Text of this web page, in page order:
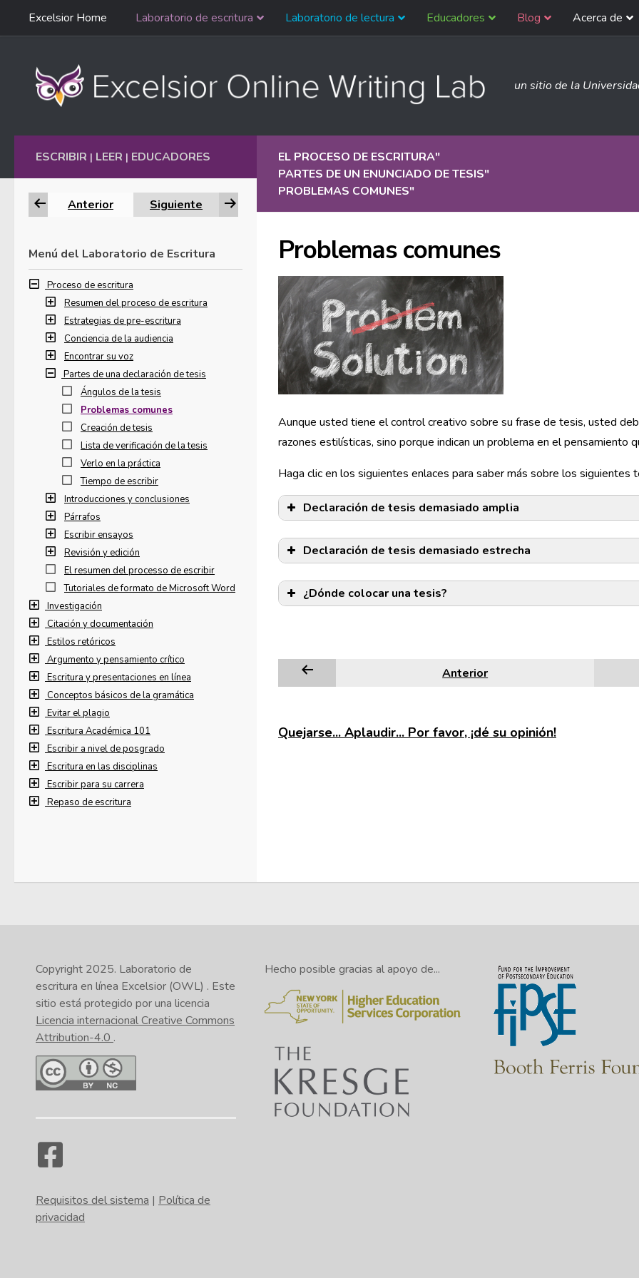
Ir al contenido
navegación
Excelsior Home Laboratorio de escritura Laboratorio de lectura Educadores Blog Acerca de
un sitio de la
EL PROCESO DE ESCRITURA"
PARTES DE UN ENUNCIADO DE TESIS"
PROBLEMAS COMUNES"
Problemas comunes
Aunque usted tiene el control creativo sobre su frase de tesis, usted
razones estilísticas, sino porque indican un problema en el pensamiento
Haga clic en los siguientes enlaces para saber más sobre los siguientes
Declaración de tesis demasiado amplia
Declaración de tesis demasiado estrecha
¿Dónde colocar una tesis?
Anterior
Quejarse... Aplaudir... Por favor, ¡dé su opinión!
ESCRIBIR | LEER | EDUCADORES
Anterior Siguiente
Menú del Laboratorio de Escritura
Proceso de escritura
Resumen del proceso de escritura
Estrategias de pre-escritura
Conciencia de la audiencia
Encontrar su voz
Partes de una declaración de tesis
Ángulos de la tesis
Problemas comunes
Creación de tesis
Lista de verificación de la tesis
Verlo en la práctica
Tiempo de escribir
Introducciones y conclusiones
Párrafos
Escribir ensayos
Revisión y edición
El resumen del processo de escribir
Tutoriales de formato de Microsoft Word
Investigación
Citación y documentación
Estilos retóricos
Argumento y pensamiento crítico
Escritura y presentaciones en línea
Conceptos básicos de la gramática
Evitar el plagio
Escritura Académica 101
Escribir a nivel de posgrado
Escritura en las disciplinas
Escribir para su carrera
Repaso de escritura
Copyright 2025. Laboratorio de
escritura en línea Excelsior (OWL) . Este
sitio está protegido por una licencia
Licencia internacional Creative Commons
Attribution-4.0 .
Requisitos del sistema | Política de
privacidad
Hecho posible gracias al apoyo de...